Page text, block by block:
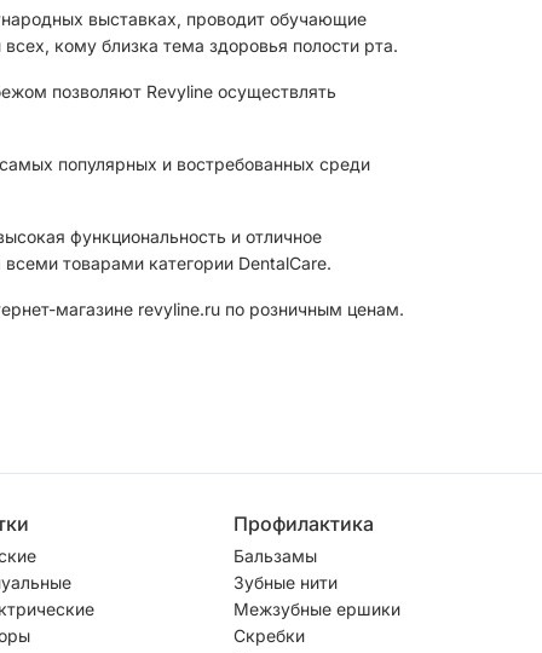
выставках, проводит обучающие
кому близка тема здоровья полости рта.
позволяют Revyline осуществлять
популярных и востребованных среди
функциональность и отличное
товарами категории DentalCare.
магазине revyline.ru по розничным ценам.
Профилактика
Бальзамы
Зубные нити
Межзубные ершики
Скребки